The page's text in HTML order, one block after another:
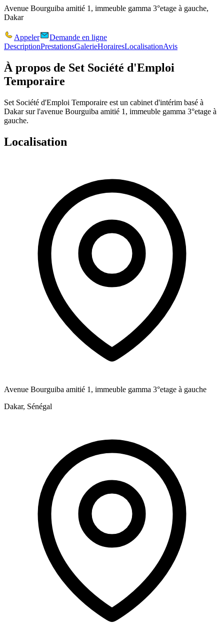
Avenue Bourguiba amitié 1, immeuble gamma 3°etage à gauche,
Dakar
Appeler
Demande en ligne
DescriptionPrestationsGalerieHorairesLocalisationAvis
À propos de Set Société d'Emploi
Temporaire
Set Société d'Emploi Temporaire est un cabinet d'intérim basé à
Dakar sur l'avenue Bourguiba amitié 1, immeuble gamma 3°etage à
gauche.
Localisation
Avenue Bourguiba amitié 1, immeuble gamma 3°etage à gauche
Dakar, Sénégal